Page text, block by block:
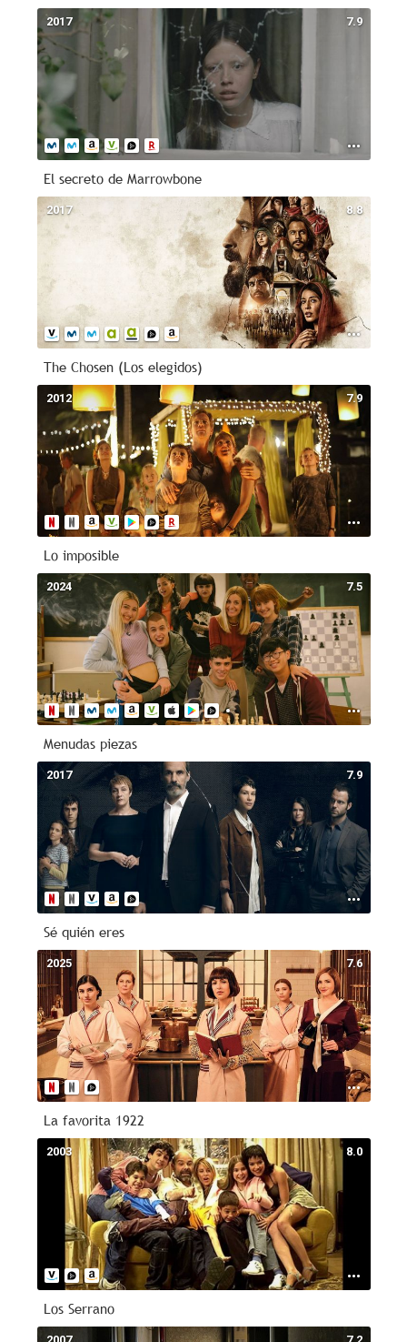
7.9
2017
El secreto de Marrowbone
8.8
2017
The Chosen (Los elegidos)
7.9
2012
Lo imposible
7.5
2024
Menudas piezas
7.9
2017
Sé quién eres
7.6
2025
La favorita 1922
8.0
2003
Los Serrano